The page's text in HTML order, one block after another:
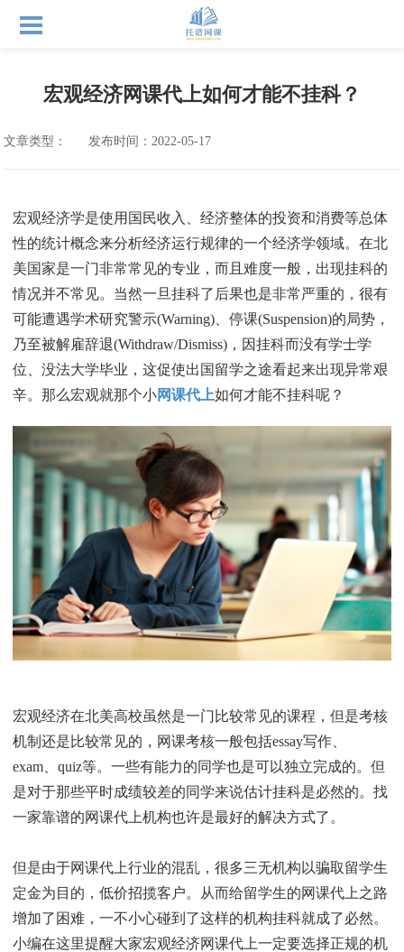
宏观经济网课代上如何才能不挂科？
文章类型： 发布时间：2022-05-17
宏观经济学是使用国民收入、经济整体的投资和消费等总体
性的统计概念来分析经济运行规律的一个经济学领域。在北
美国家是一门非常常见的专业，而且难度一般，出现挂科的
情况并不常见。当然一旦挂科了后果也是非常严重的，很有
可能遭遇学术研究警示(Warning)、停课(Suspension)的局势，
乃至被解雇辞退(Withdraw/Dismiss)，因挂科而没有学士学
位、没法大学毕业，这促使出国留学之途看起来出现异常艰
辛。那么宏观就那个小网课代上如何才能不挂科呢？
宏观经济在北美高校虽然是一门比较常见的课程，但是考核
机制还是比较常见的，网课考核一般包括essay写作、
exam、quiz等。一些有能力的同学也是可以独立完成的。但
是对于那些平时成绩较差的同学来说估计挂科是必然的。找
一家靠谱的网课代上机构也许是最好的解决方式了。
但是由于网课代上行业的混乱，很多三无机构以骗取留学生
定金为目的，低价招揽客户。从而给留学生的网课代上之路
增加了困难，一不小心碰到了这样的机构挂科就成了必然。
小编在这里提醒大家宏观经济网课代上一定要选择正规的机